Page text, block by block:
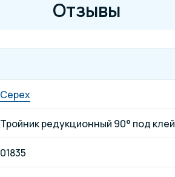
Отзывы
Cepex
Тройник редукционный 90° под клей
01835